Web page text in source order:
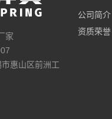
家
惠山区前洲工
公司简介
资质荣誉